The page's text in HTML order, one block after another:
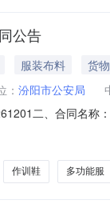
公告
服装布料
货物
： 汾阳市公安局
二、合同名称
：15235345555
作训鞋 多功能服